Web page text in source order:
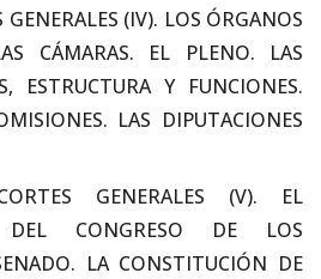
(IV). LOS ÓRGANOS
CÁMARAS. EL PLENO. LAS
ESTRUCTURA Y FUNCIONES.
LAS DIPUTACIONES
GENERALES (V). EL
DEL CONGRESO DE LOS
LA CONSTITUCIÓN DE